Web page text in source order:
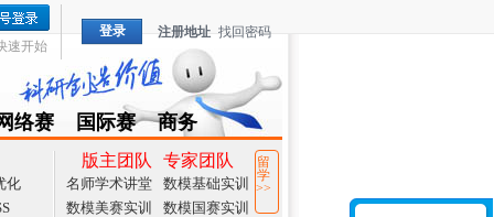
速开始
登录 注册地址 找回密码
络赛
TZMCM
国际赛
CAMCM
商务
Special
化
版主团队 专家团队
名师学术讲堂
数模基础实训
数模美赛实训
数模国赛实训
留
学
>>